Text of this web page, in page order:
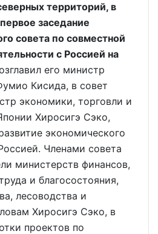
территорий, в
заседание
совета по совместной
с Россией на
его министр
Кисида, в совет
экономики, торговли и
Хиросигэ Сэко,
экономического
Членами совета
министерств финансов,
и благосостояния,
лесоводства и
Хиросигэ Сэко, в
проектов по